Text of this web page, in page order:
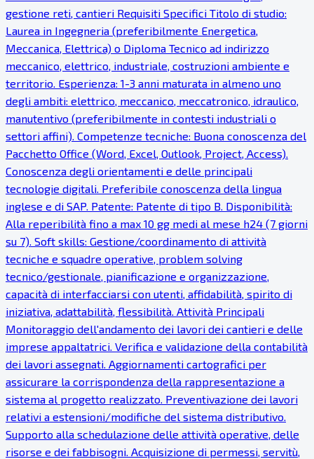
gestione reti, cantieri Requisiti Specifici Titolo di studio:
Laurea in Ingegneria (preferibilmente Energetica,
Meccanica, Elettrica) o Diploma Tecnico ad indirizzo
meccanico, elettrico, industriale, costruzioni ambiente e
territorio. Esperienza: 1-3 anni maturata in almeno uno
degli ambiti: elettrico, meccanico, meccatronico, idraulico,
manutentivo (preferibilmente in contesti industriali o
settori affini). Competenze tecniche: Buona conoscenza del
Pacchetto Office (Word, Excel, Outlook, Project, Access).
Conoscenza degli orientamenti e delle principali
tecnologie digitali. Preferibile conoscenza della lingua
inglese e di SAP. Patente: Patente di tipo B. Disponibilità:
Alla reperibilità fino a max 10 gg medi al mese h24 (7 giorni
su 7). Soft skills: Gestione/coordinamento di attività
tecniche e squadre operative, problem solving
tecnico/gestionale, pianificazione e organizzazione,
capacità di interfacciarsi con utenti, affidabilità, spirito di
iniziativa, adattabilità, flessibilità. Attività Principali
Monitoraggio dell'andamento dei lavori dei cantieri e delle
imprese appaltatrici. Verifica e validazione della contabilità
dei lavori assegnati. Aggiornamenti cartografici per
assicurare la corrispondenza della rappresentazione a
sistema al progetto realizzato. Preventivazione dei lavori
relativi a estensioni/modifiche del sistema distributivo.
Supporto alla schedulazione delle attività operative, delle
risorse e dei fabbisogni. Acquisizione di permessi, servitù,